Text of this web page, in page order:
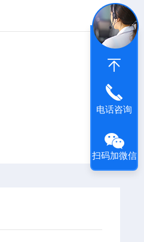
电话咨询
扫码加微信